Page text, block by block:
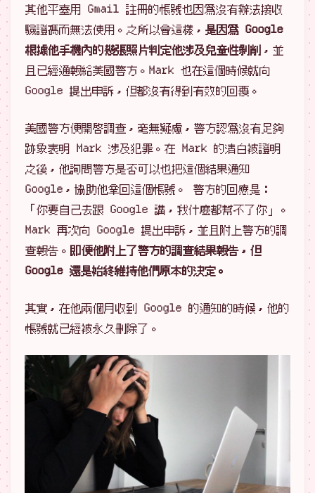
其他平臺用 Gmail 註冊的帳號也因爲沒有辦法接收
驗證碼而無法使用。之所以會這樣， 是因爲 Google
根據他手機內的幾張照片判定他涉及兒童性剝削 ，並
且已經通報給美國警方。Mark 也在這個時候就向
Google 提出申訴，但都沒有得到有效的回覆。
美國警方便開啓調查，毫無疑慮，警方認爲沒有足夠
跡象表明 Mark 涉及犯罪。在 Mark 的清白被證明
之後，他詢問警方是否可以也把這個結果通知
Google，協助他拿回這個帳號。 警方的回應是：
「你要自己去跟 Google 講，我什麼都幫不了你」。
Mark 再次向 Google 提出申訴，並且附上警方的調
查報告。 即便他附上了警方的調查結果報告，但
Google 還是始終維持他們原本的決定。
其實，在他兩個月收到 Google 的通知的時候，他的
帳號就已經被永久刪除了。